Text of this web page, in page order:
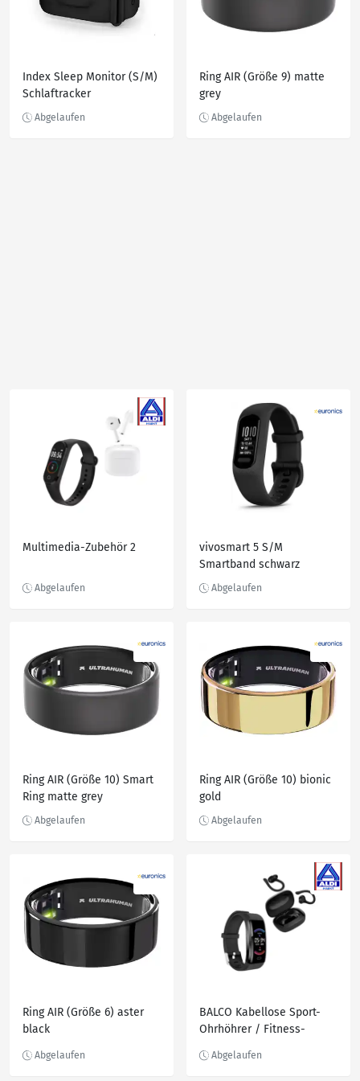
Index Sleep Monitor (S/M)
Schlaftracker
Ring AIR (Größe 9) matte
grey
Multimedia-Zubehör 2
vivosmart 5 S/M
Smartband schwarz
Ring AIR (Größe 10) Smart
Ring matte grey
Ring AIR (Größe 10) bionic
gold
Ring AIR (Größe 6) aster
black
BALCO Kabellose Sport-
Ohrhöhrer / Fitness-